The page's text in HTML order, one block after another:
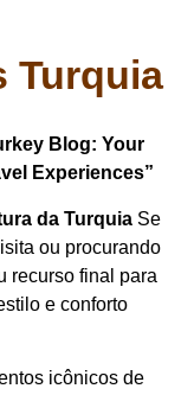
Turquia
Blog: Your
Experiences”
da TurquiaSe
ou procurando
recurso final para
e conforto
icônicos de